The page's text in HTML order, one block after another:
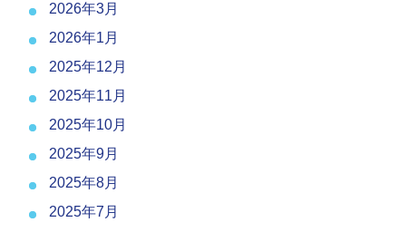
2026年3月
2026年1月
2025年12月
2025年11月
2025年10月
2025年9月
2025年8月
2025年7月